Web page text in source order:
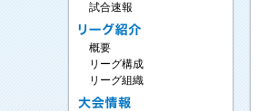
試合速報
概要
リーグ構成
リーグ組織